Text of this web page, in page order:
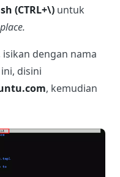
(CTRL+\) untuk
isikan dengan nama
disini
, kemudian